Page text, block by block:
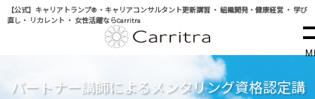
【公式】キャリアトランプ® ・キャリアコンサルタント更新講習 ・ 組織開発・健康経営 ・ 学び
直し・ リカレント ・ 女性活躍ならCarritra
パートナー講師によるメンタリング資格認定講